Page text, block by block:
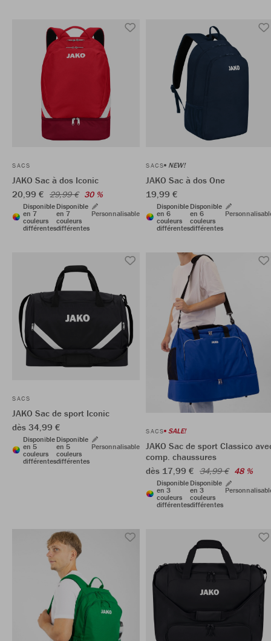
SACS
JAKO Sac à dos Iconic
20,99 € 29,99 € 30 %
Disponible
en 7
couleurs
différentes
Disponible
en 7
couleurs
différentes
Personnalisable
SACS NEW!
JAKO Sac à dos One
19,99 €
Disponible
en 6
couleurs
différentes
Disponible
en 6
couleurs
différentes
SACS
JAKO Sac de sport Iconic
dès 34,99 €
Disponible
en 5
couleurs
différentes
Disponible
en 5
couleurs
différentes
Personnalisable
SACS SALE!
JAKO Sac de sport Classico
comp. chaussures
dès 17,99 € 34,99 € 48 %
Disponible
en 3
couleurs
différentes
Disponible
en 3
couleurs
différentes